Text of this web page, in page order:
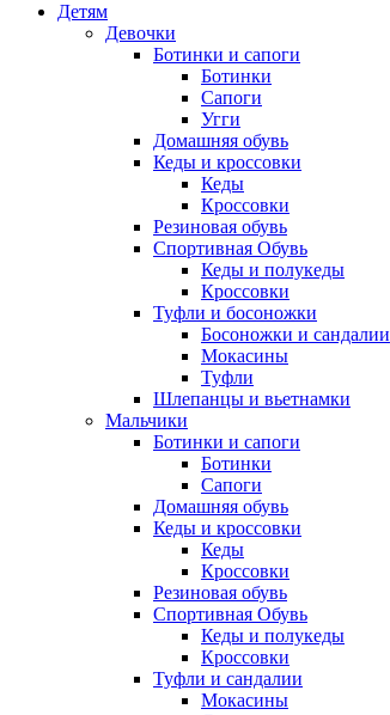
Детям
Девочки
Ботинки и сапоги
Ботинки
Сапоги
Угги
Домашняя обувь
Кеды и кроссовки
Кеды
Кроссовки
Резиновая обувь
Спортивная Обувь
Кеды и полукеды
Кроссовки
Туфли и босоножки
Босоножки и сандалии
Мокасины
Туфли
Шлепанцы и вьетнамки
Мальчики
Ботинки и сапоги
Ботинки
Сапоги
Домашняя обувь
Кеды и кроссовки
Кеды
Кроссовки
Резиновая обувь
Спортивная Обувь
Кеды и полукеды
Кроссовки
Туфли и сандалии
Мокасины